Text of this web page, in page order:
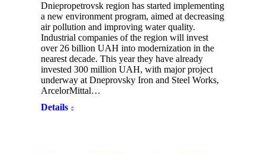
Dniepropetrovsk region has started implementing
a new environment program, aimed at decreasing
air pollution and improving water quality.
Industrial companies of the region will invest
over 26 billion UAH into modernization in the
nearest decade. This year they have already
invested 300 million UAH, with major project
underway at Dneprovsky Iron and Steel Works,
ArcelorMittal…
Details